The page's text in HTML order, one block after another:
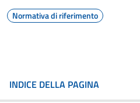
Normativa di riferimento
INDICE DELLA PAGINA